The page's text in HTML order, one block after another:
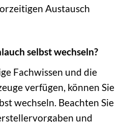
Austausch
selbst wechseln?
Fachwissen und die
verfügen, können Sie
wechseln. Beachten Sie
und